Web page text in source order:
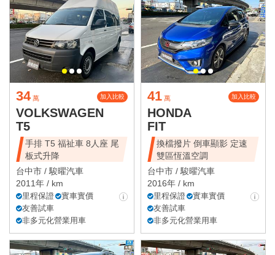
34 萬 加入比較
VOLKSWAGEN
T5
手排 T5 福祉車 8人座 尾
板式升降
台中市 /駿曜汽車
2011年 / km
里程保證
實車實價
友善試車
非多元化營業用車
41 萬 加入比較
HONDA
FIT
換檔撥片 倒車顯影 定速
雙區恆溫空調
台中市 /駿曜汽車
2016年 / km
里程保證
實車實價
友善試車
非多元化營業用車